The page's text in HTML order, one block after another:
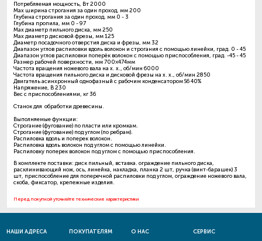
Потребляемая мощность, Вт 2000
Max ширина строгания за один проход, мм 200
Глубина строгания за один проход, мм 0 - 3
Глубина пропила, мм 0 - 97
Max диаметр пильного диска, мм 250
Max диаметр дисковой фрезы, мм 125
Диаметр посадочного отверстия диска и фрезы, мм 32
Диапазон углов распиловки вдоль волокон и строгания с помощью линейки, град. 0 - 45
Диапазон углов распиловки поперёк волокон с помощью приспособления, град. -45 - 45
Размер рабочей поверхности, мм 700×474мм
Частота вращения ножевого вала на х. х., об/мин 6000
Частота вращения пильного диска и дисковой фрезы на х. х., об/мин 2850
Двигатель асинхронный однофазный с рабочим конденсатором S6 40%
Напряжение, В 230
Вес с приспособлениями, кг 36
Станок для обработки древесины.
Выполняемые функции:
Строгание (фугование) по пласти или кромкам.
Строгание (фугование) под углом (по ребрам).
Распиловка вдоль и поперек волокон.
Распиловка вдоль волокон под углом с помощью линейки.
Распиловку поперек волокон под углом с помощью приспособления.
В комплекте поставки: диск пильный, вставка. ограждение пильного диска,
расклинивающий нож, ось, линейка, накладка, планка 2 шт, ручка (винт-барашек) 3
шт, приспособление для поперечной распиловки под углом, ограждение ножевого вала,
скоба, фиксатор, крепежные изделия.
Перед покупкой уточняйте технические характеристики
НАШИ АДРЕСА ПОКУПАТЕЛЯМ О НАС СЕРВИС